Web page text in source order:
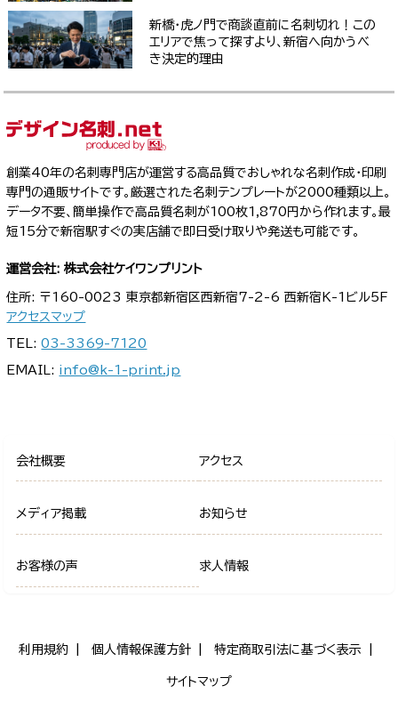
新橋・虎ノ門で商談直前に名刺切れ！この
エリアで焦って探すより、新宿へ向かうべ
き決定的理由
創業40年の名刺専門店が運営する高品質でおしゃれな名刺作成・印刷
専門の通販サイトです。厳選された名刺テンプレートが2000種類以上。
データ不要、簡単操作で高品質名刺が100枚1,870円から作れます。最
短15分で新宿駅すぐの実店舗で即日受け取りや発送も可能です。
運営会社: 株式会社ケイワンプリント
住所: 〒160-0023 東京都新宿区西新宿7-2-6 西新宿K-1ビル5F
アクセスマップ
TEL:03-3369-7120
EMAIL: info@k-1-print.jp
会社概要 アクセス
メディア掲載 お知らせ
お客様の声 求人情報
利用規約 個人情報保護方針 特定商取引法に基づく表示
サイトマップ